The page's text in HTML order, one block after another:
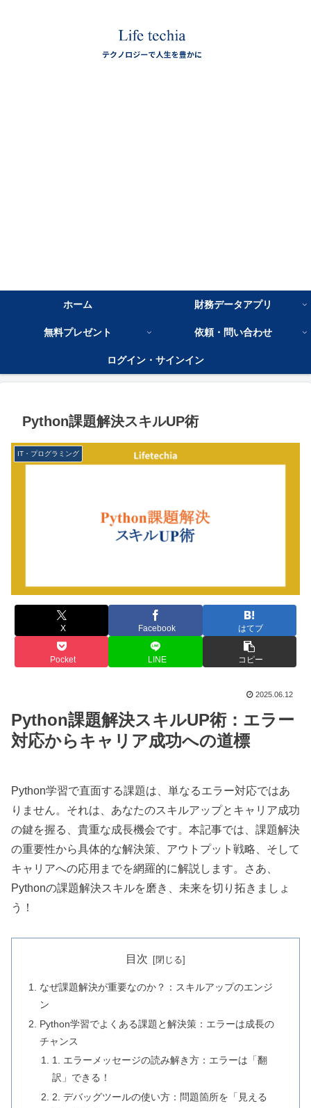
ホーム 財務データアプリ
無料プレゼント 依頼・問い合わせ
ログイン・サインイン
Python課題解決スキルUP術
IT・プログラミング
X Facebook はてブ
Pocket LINE コピー
2025.06.12
Python課題解決スキルUP術：エラー
対応からキャリア成功への道標
Python学習で直面する課題は、単なるエラー対応ではあ
りません。それは、あなたのスキルアップとキャリア成功
の鍵を握る、貴重な成長機会です。本記事では、課題解決
の重要性から具体的な解決策、アウトプット戦略、そして
キャリアへの応用までを網羅的に解説します。さあ、
Pythonの課題解決スキルを磨き、未来を切り拓きましょ
う！
目次
なぜ課題解決が重要なのか？：スキルアップのエンジ
ン
Python学習でよくある課題と解決策：エラーは成長の
チャンス
1. エラーメッセージの読み解き方：エラーは「翻
訳」できる！
2. デバッグツールの使い方：問題箇所を「見える